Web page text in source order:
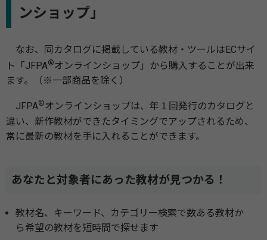
ンショップ」
なお、同カタログに掲載している教材・ツールはECサイ
ト「JFPA®オンラインショップ」から購入することが出来
ます。（※一部商品を除く）
JFPA®オンラインショップは、年１回発行のカタログと
違い、新作教材ができたタイミングでアップされるため、
常に最新の教材を手に入れることができます。
あなたと対象者にあった教材が見つかる！
教材名、キーワード、カテゴリー検索で数ある教材か
ら希望の教材を短時間で探せます